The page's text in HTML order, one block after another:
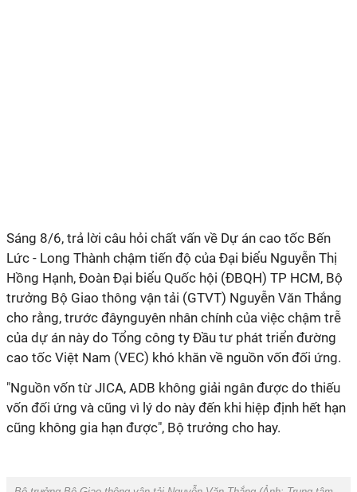
Sáng 8/6, trả lời câu hỏi chất vấn về Dự án cao tốc Bến
Lức - Long Thành chậm tiến độ của Đại biểu Nguyễn Thị
Hồng Hạnh, Đoàn Đại biểu Quốc hội (ĐBQH) TP HCM, Bộ
trưởng Bộ Giao thông vận tải (GTVT) Nguyễn Văn Thắng
cho rằng, trước đâynguyên nhân chính của việc chậm trễ
của dự án này do Tổng công ty Đầu tư phát triển đường
cao tốc Việt Nam (VEC) khó khăn về nguồn vốn đối ứng.
"Nguồn vốn từ JICA, ADB không giải ngân được do thiếu
vốn đối ứng và cũng vì lý do này đến khi hiệp định hết hạn
cũng không gia hạn được", Bộ trưởng cho hay.